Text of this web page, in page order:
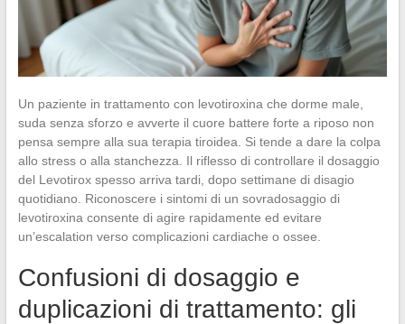
Un paziente in trattamento con levotiroxina che dorme male,
suda senza sforzo e avverte il cuore battere forte a riposo non
pensa sempre alla sua terapia tiroidea. Si tende a dare la colpa
allo stress o alla stanchezza. Il riflesso di controllare il dosaggio
del Levotirox spesso arriva tardi, dopo settimane di disagio
quotidiano. Riconoscere i sintomi di un sovradosaggio di
levotiroxina consente di agire rapidamente ed evitare
un’escalation verso complicazioni cardiache o ossee.
Confusioni di dosaggio e
duplicazioni di trattamento: gli